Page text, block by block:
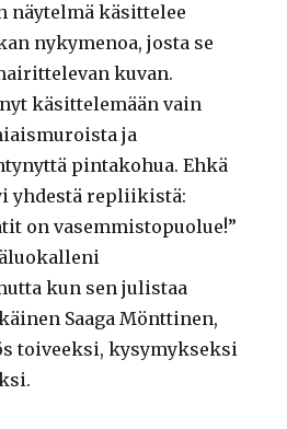
näytelmä käsittelee
nykymenoa, josta se
kuvan.
käsittelemään vain
ja
pintakohua. Ehkä
yhdestä repliikistä:
on vasemmistopuolue!”
kun sen julistaa
Saaga Mönttinen,
toiveeksi, kysymykseksi